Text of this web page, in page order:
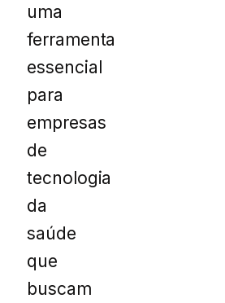
uma
ferramenta
essencial
para
empresas
de
tecnologia
da
saúde
que
buscam